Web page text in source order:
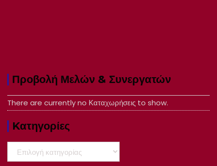
Προβολή Μελών & Συνεργατών
There are currently no Καταχωρήσεις to show.
Kατηγορίες